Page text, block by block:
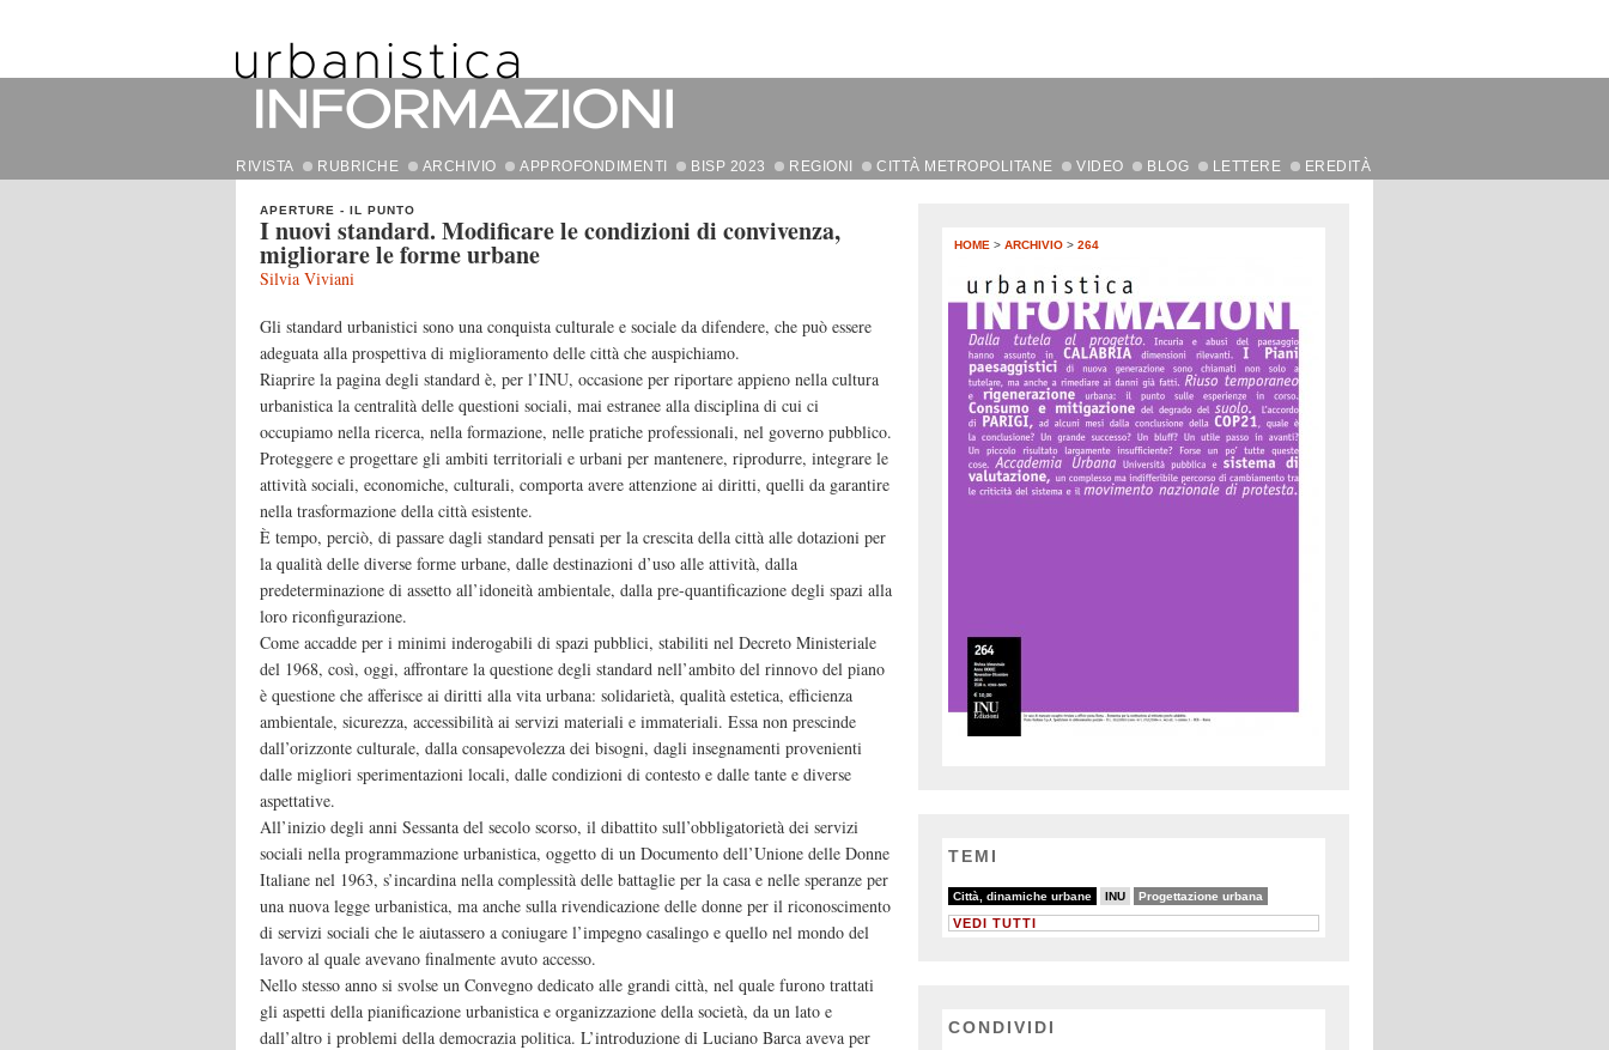
RIVISTA RUBRICHE ARCHIVIO APPROFONDIMENTI BISP 2023 REGIONI CITTÀ METROPOLITANE VIDEO BLOG LETTERE EREDITÀ
APERTURE - IL PUNTO
I nuovi standard. Modificare le condizioni di convivenza,
migliorare le forme urbane
Silvia Viviani
Gli standard urbanistici sono una conquista culturale e sociale da difendere, che può essere
adeguata alla prospettiva di miglioramento delle città che auspichiamo.
Riaprire la pagina degli standard è, per l’INU, occasione per riportare appieno nella cultura
urbanistica la centralità delle questioni sociali, mai estranee alla disciplina di cui ci
occupiamo nella ricerca, nella formazione, nelle pratiche professionali, nel governo pubblico.
Proteggere e progettare gli ambiti territoriali e urbani per mantenere, riprodurre, integrare le
attività sociali, economiche, culturali, comporta avere attenzione ai diritti, quelli da garantire
nella trasformazione della città esistente.
È tempo, perciò, di passare dagli standard pensati per la crescita della città alle dotazioni per
la qualità delle diverse forme urbane, dalle destinazioni d’uso alle attività, dalla
predeterminazione di assetto all’idoneità ambientale, dalla pre-quantificazione degli spazi alla
loro riconfigurazione.
Come accadde per i minimi inderogabili di spazi pubblici, stabiliti nel Decreto Ministeriale
del 1968, così, oggi, affrontare la questione degli standard nell’ambito del rinnovo del piano
è questione che afferisce ai diritti alla vita urbana: solidarietà, qualità estetica, efficienza
ambientale, sicurezza, accessibilità ai servizi materiali e immateriali. Essa non prescinde
dall’orizzonte culturale, dalla consapevolezza dei bisogni, dagli insegnamenti provenienti
dalle migliori sperimentazioni locali, dalle condizioni di contesto e dalle tante e diverse
aspettative.
All’inizio degli anni Sessanta del secolo scorso, il dibattito sull’obbligatorietà dei servizi
sociali nella programmazione urbanistica, oggetto di un Documento dell’Unione delle Donne
Italiane nel 1963, s’incardina nella complessità delle battaglie per la casa e nelle speranze per
una nuova legge urbanistica, ma anche sulla rivendicazione delle donne per il riconoscimento
di servizi sociali che le aiutassero a coniugare l’impegno casalingo e quello nel mondo del
lavoro al quale avevano finalmente avuto accesso.
Nello stesso anno si svolse un Convegno dedicato alle grandi città, nel quale furono trattati
gli aspetti della pianificazione urbanistica e organizzazione della società, da un lato e
dall’altro i problemi della democrazia politica. L’introduzione di Luciano Barca aveva per
HOME > ARCHIVIO > 264
TEMI
Città, dinamiche urbane
81/81 INU
22/81 Progettazione urbana
50/81
VEDI TUTTI
CONDIVIDI